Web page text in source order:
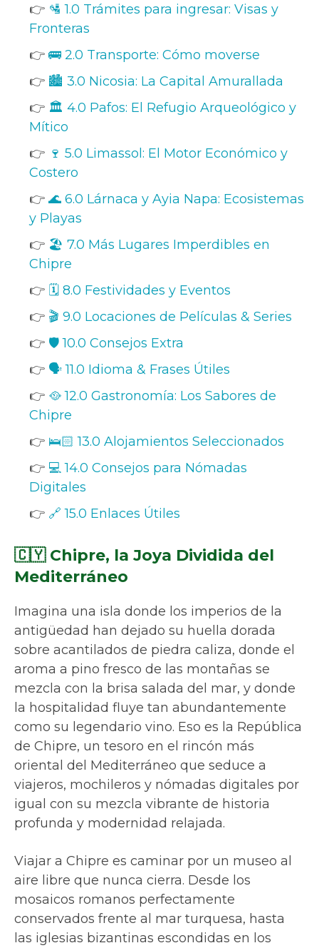
👉 🛂 1.0 Trámites para ingresar: Visas y
Fronteras
👉 🚌 2.0 Transporte: Cómo moverse
👉 🏙️ 3.0 Nicosia: La Capital Amurallada
👉 🏛️ 4.0 Pafos: El Refugio Arqueológico y
Mítico
👉 🍷 5.0 Limassol: El Motor Económico y
Costero
👉 🌊 6.0 Lárnaca y Ayia Napa: Ecosistemas
y Playas
👉 🏖️ 7.0 Más Lugares Imperdibles en
Chipre
👉 🗓️ 8.0 Festividades y Eventos
👉 🎬 9.0 Locaciones de Películas & Series
👉 🛡️ 10.0 Consejos Extra
👉 🗣️ 11.0 Idioma & Frases Útiles
👉 🥘 12.0 Gastronomía: Los Sabores de
Chipre
👉 🛌🏻 13.0 Alojamientos Seleccionados
👉 💻 14.0 Consejos para Nómadas
Digitales
👉 🔗 15.0 Enlaces Útiles
🇨🇾 Chipre, la Joya Dividida del
Mediterráneo
Imagina una isla donde los imperios de la
antigüedad han dejado su huella dorada
sobre acantilados de piedra caliza, donde el
aroma a pino fresco de las montañas se
mezcla con la brisa salada del mar, y donde
la hospitalidad fluye tan abundantemente
como su legendario vino. Eso es la República
de Chipre, un tesoro en el rincón más
oriental del Mediterráneo que seduce a
viajeros, mochileros y nómadas digitales por
igual con su mezcla vibrante de historia
profunda y modernidad relajada.
Viajar a Chipre es caminar por un museo al
aire libre que nunca cierra. Desde los
mosaicos romanos perfectamente
conservados frente al mar turquesa, hasta
las iglesias bizantinas escondidas en los